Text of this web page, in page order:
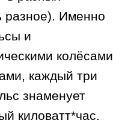
разное). Именно
и
колёсами
каждый три
знаменует
киловатт*час.